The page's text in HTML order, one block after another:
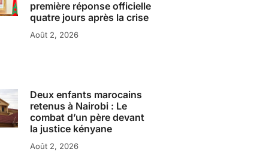
première réponse officielle
quatre jours après la crise
Août 2, 2026
Deux enfants marocains
retenus à Nairobi : Le
combat d’un père devant
la justice kényane
Août 2, 2026